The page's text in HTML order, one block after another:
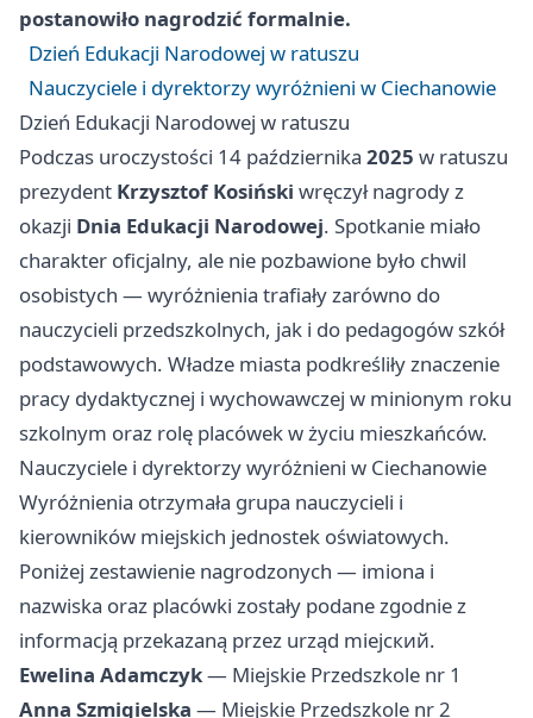
postanowiło nagrodzić formalnie.
Dzień Edukacji Narodowej w ratuszu
Nauczyciele i dyrektorzy wyróżnieni w Ciechanowie
Dzień Edukacji Narodowej w ratuszu
Podczas uroczystości 14 października 2025 w ratuszu
prezydent Krzysztof Kosiński wręczył nagrody z
okazji Dnia Edukacji Narodowej. Spotkanie miało
charakter oficjalny, ale nie pozbawione było chwil
osobistych — wyróżnienia trafiały zarówno do
nauczycieli przedszkolnych, jak i do pedagogów szkół
podstawowych. Władze miasta podkreśliły znaczenie
pracy dydaktycznej i wychowawczej w minionym roku
szkolnym oraz rolę placówek w życiu mieszkańców.
Nauczyciele i dyrektorzy wyróżnieni w Ciechanowie
Wyróżnienia otrzymała grupa nauczycieli i
kierowników miejskich jednostek oświatowych.
Poniżej zestawienie nagrodzonych — imiona i
nazwiska oraz placówki zostały podane zgodnie z
informacją przekazaną przez urząd miejский.
Ewelina Adamczyk— Miejskie Przedszkole nr 1
Anna Szmigielska — Miejskie Przedszkole nr 2